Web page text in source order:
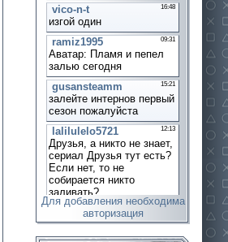
Для добавления необходима
авторизация